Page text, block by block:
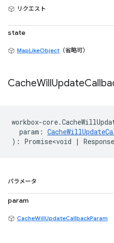
リクエスト
state
MapLikeObject （省略可）
CacheWillUpdate
workbox-core.
param :
) : Promise<void | Response
パラメータ
param
CacheWillUpdateCallbackParam